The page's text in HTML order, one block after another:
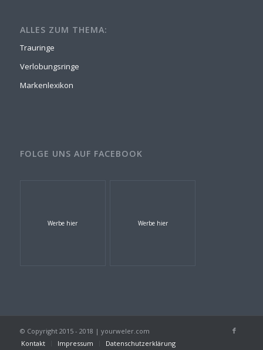
ALLES ZUM THEMA:
Trauringe
Verlobungsringe
Markenlexikon
FOLGE UNS AUF FACEBOOK
Werbe hier Werbe hier
© Copyright 2015 - 2018 | yourweler.com
Kontakt
Impressum Datenschutzerklärung